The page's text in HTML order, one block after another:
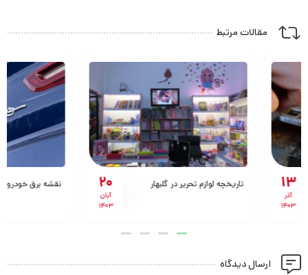
مقالات مرتبط
20 تاریخچه لوازم تحریر در گلبهار نقشه برق خودرو سهند
ارسال دیدگاه